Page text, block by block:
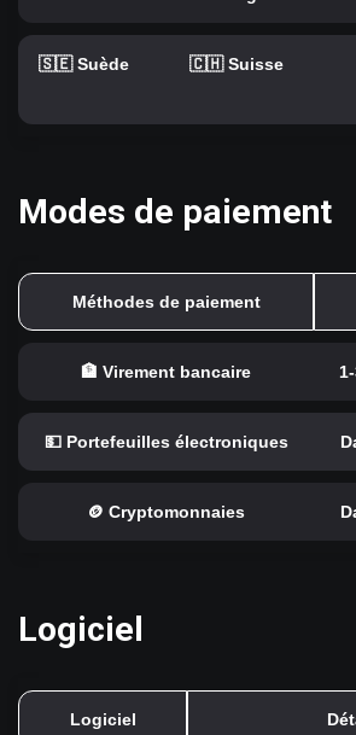
🇸🇪 Suède 🇨🇭 Suisse
Modes de paiement
Méthodes de paiement
🏦 Virement bancaire
💵 Portefeuilles électroniques
🪙 Cryptomonnaies
Logiciel
Logiciel